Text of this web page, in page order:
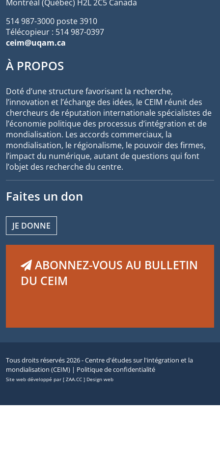
Montréal (Québec) H2L 2C5 Canada
514 987-3000 poste 3910
Télécopieur : 514 987-0397
ceim@uqam.ca
À PROPOS
Doté d’une structure favorisant la recherche,
l’innovation et l’échange des idées, le CEIM réunit des
chercheurs de réputation internationale spécialistes de
l’économie politique des processus d’intégration et de
mondialisation. Les accords commerciaux, la
mondialisation, le régionalisme, le pouvoir des firmes,
l’impact du numérique, autant de questions qui font
l’objet des recherche du centre.
Faites un don
JE DONNE
ABONNEZ-VOUS AU BULLETIN
DU CEIM
Tous droits réservés 2026 - Centre d'études sur l'intégration et la
mondialisation (CEIM) | Politique de confidentialité
Site web développé par [ ZAA.CC ] Design web